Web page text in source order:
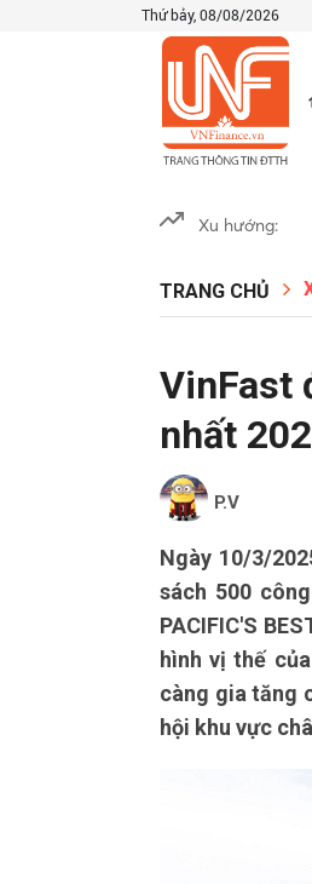
Thứ bảy, 08/08/2026
Xu hướng:
TRANG CHỦ
VinFast
nhất
P.V
Ngày 10/3/
sách 500
PACIFIC'S
hình vị thế
càng gia tăng
hội khu vực